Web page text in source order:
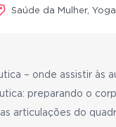
Saúde da Mulher, Yoga
– onde assistir às
preparando o
articulações do